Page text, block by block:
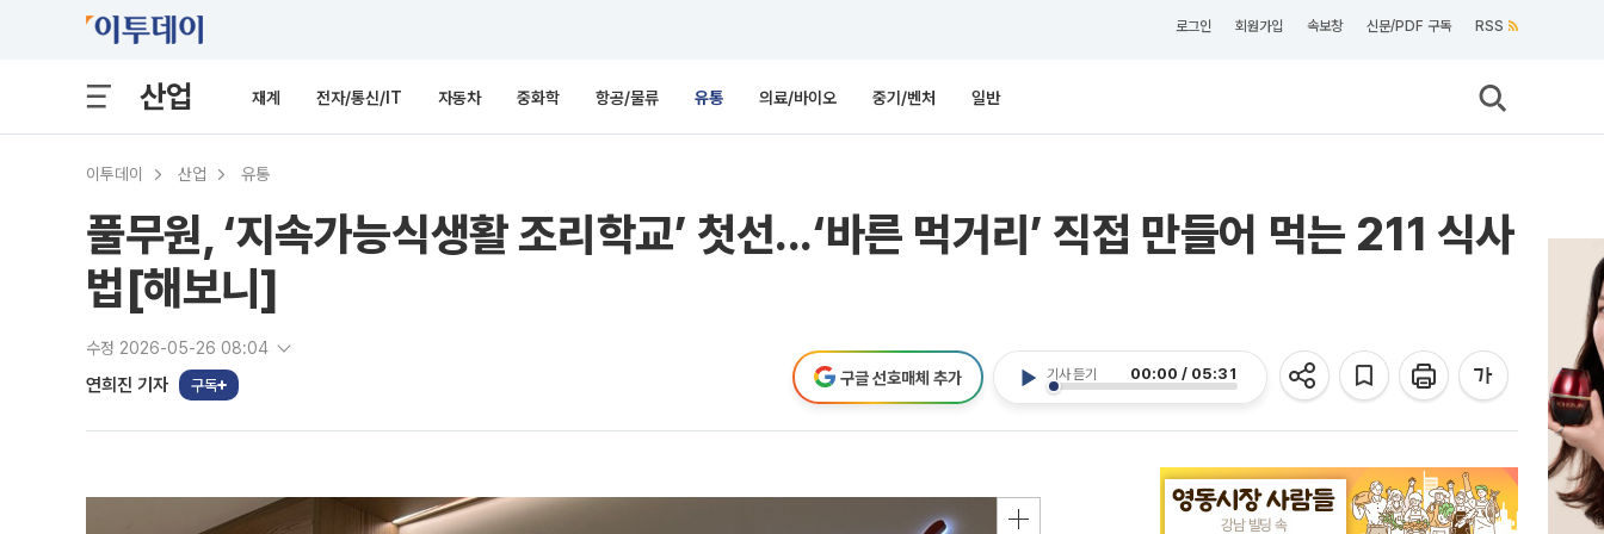
로그인 회원가입 속보창 신문/PDF 구독 RSS
산업 재계 전자/통신/IT 자동차 중화학 항공/물류 유통 의료/바이오 중기/벤처 일반
이투데이 산업 유통
풀무원, ‘지속가능식생활 조리학교’ 첫선...‘바른 먹거리’ 직접 만들어 먹는 211 식사
법[해보니]
수정 2026-05-26 08:04
연희진 기자 구독
기사 듣기 00:00 / 05:31
구글 선호매체 추가